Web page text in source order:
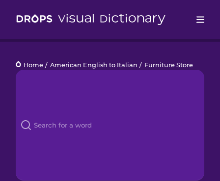
Languages
Kahoot!
Home / American English to Italian / Furniture Store